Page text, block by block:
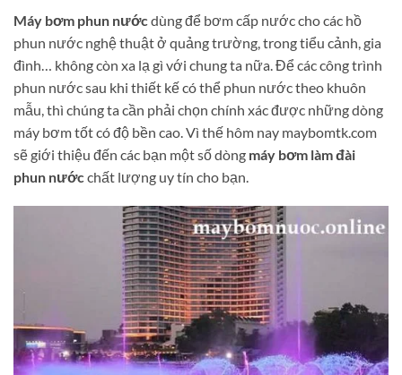
Máy bơm phun nước dùng để bơm cấp nước cho các hồ
phun nước nghệ thuật ở quảng trường, trong tiểu cảnh, gia
đình… không còn xa lạ gì với chung ta nữa. Để các công trình
phun nước sau khi thiết kế có thể phun nước theo khuôn
mẫu, thì chúng ta cần phải chọn chính xác được những dòng
máy bơm tốt có độ bền cao. Vì thế hôm nay maybomtk.com
sẽ giới thiệu đến các bạn một số dòng máy bơm làm đài
phun nước chất lượng uy tín cho bạn.